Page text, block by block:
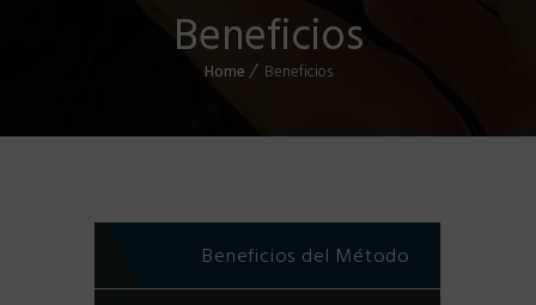
Beneficios
Home Beneficios
Beneficios del Método